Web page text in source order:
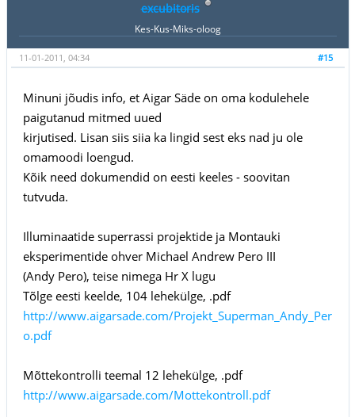
excubitoris
Kes-Kus-Miks-oloog
#15
11-01-2011, 04:34
Minuni jõudis info, et Aigar Säde on oma kodulehele
paigutanud mitmed uued
kirjutised. Lisan siis siia ka lingid sest eks nad ju ole
omamoodi loengud.
Kõik need dokumendid on eesti keeles - soovitan
tutvuda.
Illuminaatide superrassi projektide ja Montauki
eksperimentide ohver Michael Andrew Pero III
(Andy Pero), teise nimega Hr X lugu
Tõlge eesti keelde, 104 lehekülge, .pdf
http://www.aigarsade.com/Projekt_Superman_Andy_Per
o.pdf
Mõttekontrolli teemal 12 lehekülge, .pdf
http://www.aigarsade.com/Mottekontroll.pdf